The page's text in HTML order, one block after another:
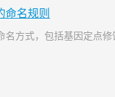
命名规则
名方式，包括基因定点